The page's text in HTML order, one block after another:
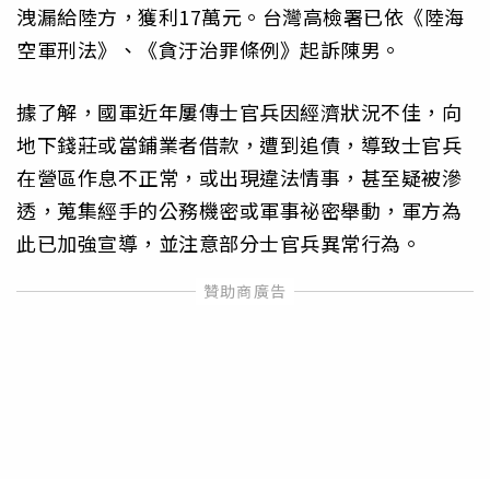
洩漏給陸方，獲利17萬元。台灣高檢署已依《陸海
空軍刑法》、《貪汙治罪條例》起訴陳男。
據了解，國軍近年屢傳士官兵因經濟狀況不佳，向
地下錢莊或當鋪業者借款，遭到追債，導致士官兵
在營區作息不正常，或出現違法情事，甚至疑被滲
透，蒐集經手的公務機密或軍事祕密舉動，軍方為
此已加強宣導，並注意部分士官兵異常行為。